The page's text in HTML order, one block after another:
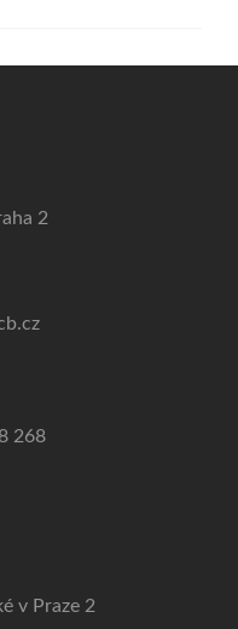
2
268
v Praze 2